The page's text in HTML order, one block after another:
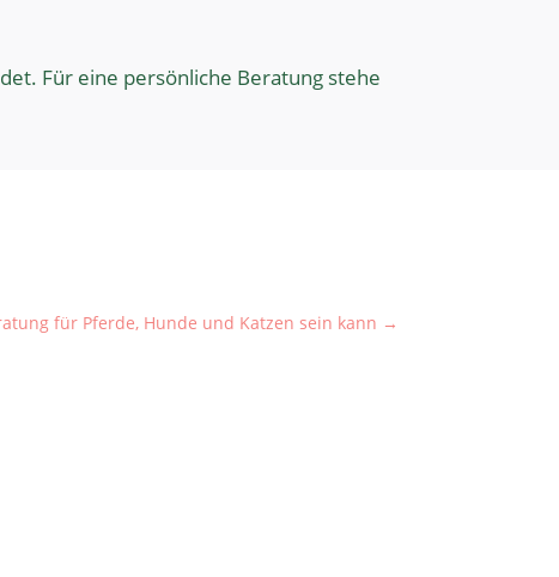
Für eine persönliche Beratung stehe
für Pferde, Hunde und Katzen sein kann →